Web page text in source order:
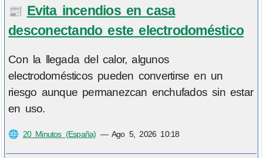
📰 Evita incendios en casa
desconectando este electrodoméstico
Con la llegada del calor, algunos
electrodomésticos pueden convertirse en un
riesgo aunque permanezcan enchufados sin estar
en uso.
🌐 20 Minutos (España) —Ago 5, 2026 10:18